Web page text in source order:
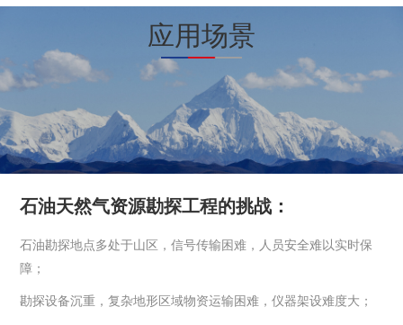
应用场景
石油天然气资源勘探工程的挑战：
石油勘探地点多处于山区，信号传输困难，人员安全难以实时保
障；
勘探设备沉重，复杂地形区域物资运输困难，仪器架设难度大；